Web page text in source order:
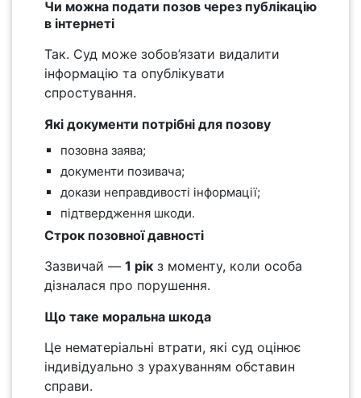
Чи можна подати позов через публікацію
в інтернеті
Так. Суд може зобов’язати видалити
інформацію та опублікувати
спростування.
Які документи потрібні для позову
позовна заява;
документи позивача;
докази неправдивості інформації;
підтвердження шкоди.
Строк позовної давності
Зазвичай — 1 рік з моменту, коли особа
дізналася про порушення.
Що таке моральна шкода
Це нематеріальні втрати, які суд оцінює
індивідуально з урахуванням обставин
справи.